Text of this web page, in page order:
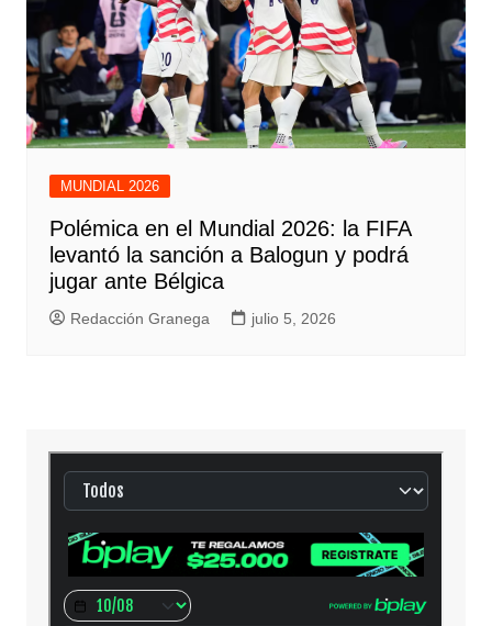
MUNDIAL 2026
Polémica en el Mundial 2026: la FIFA
levantó la sanción a Balogun y podrá
jugar ante Bélgica
Redacción Granega julio 5, 2026